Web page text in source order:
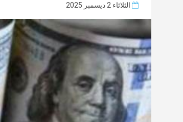
الثلاثاء 2 ديسمبر 2025